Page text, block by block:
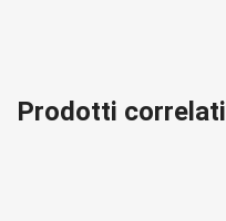
Prodotti correlati